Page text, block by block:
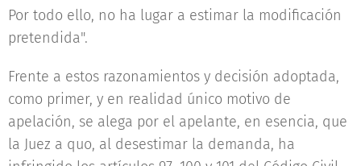
Por todo ello, no ha lugar a estimar la modificación
pretendida".
Frente a estos razonamientos y decisión adoptada,
como primer, y en realidad único motivo de
apelación, se alega por el apelante, en esencia, que
la Juez a quo, al desestimar la demanda, ha